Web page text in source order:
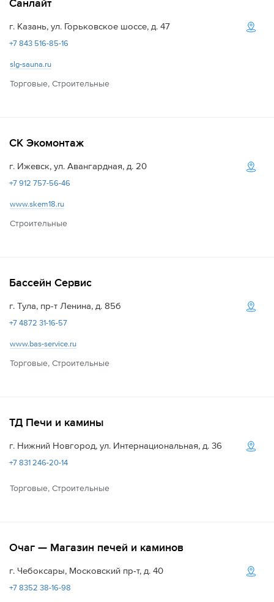
Санлайт
г. Казань, ул. Горьковское шоссе, д. 47
+7 843 516-85-16
slg-sauna.ru
Торговые, Строительные
СК Экомонтаж
г. Ижевск, ул. Авангардная, д. 20
+7 912 757-56-46
www.skem18.ru
Строительные
Бассейн Сервис
г. Тула, пр-т Ленина, д. 85б
+7 4872 31-16-57
www.bas-service.ru
Торговые, Строительные
ТД Печи и камины
г. Нижний Новгород, ул. Интернациональная, д. 36
+7 831 246-20-14
Торговые, Строительные
Очаг — Магазин печей и каминов
г. Чебоксары, Московский пр-т, д. 40
+7 8352 38-16-98